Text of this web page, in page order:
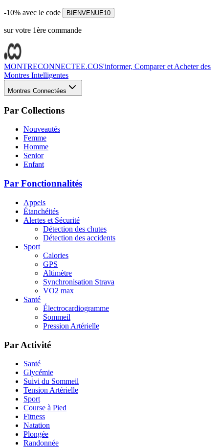
-10% avec le code BIENVENUE10
sur votre 1ère commande
MONTRECONNECTEE.COS'informer, Comparer et Acheter des
Montres Intelligentes
Montres Connectées
Par Collections
Nouveautés
Femme
Homme
Senior
Enfant
Par Fonctionnalités
Appels
Étanchéités
Alertes et Sécurité
Détection des chutes
Détection des accidents
Sport
Calories
GPS
Altimètre
Synchronisation Strava
VO2 max
Santé
Électrocardiogramme
Sommeil
Pression Artérielle
Par Activité
Santé
Glycémie
Suivi du Sommeil
Tension Artérielle
Sport
Course à Pied
Fitness
Natation
Plongée
Randonnée